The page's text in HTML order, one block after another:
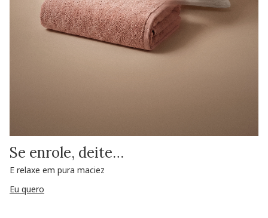
Se enrole, deite…
E relaxe em pura maciez
Eu quero